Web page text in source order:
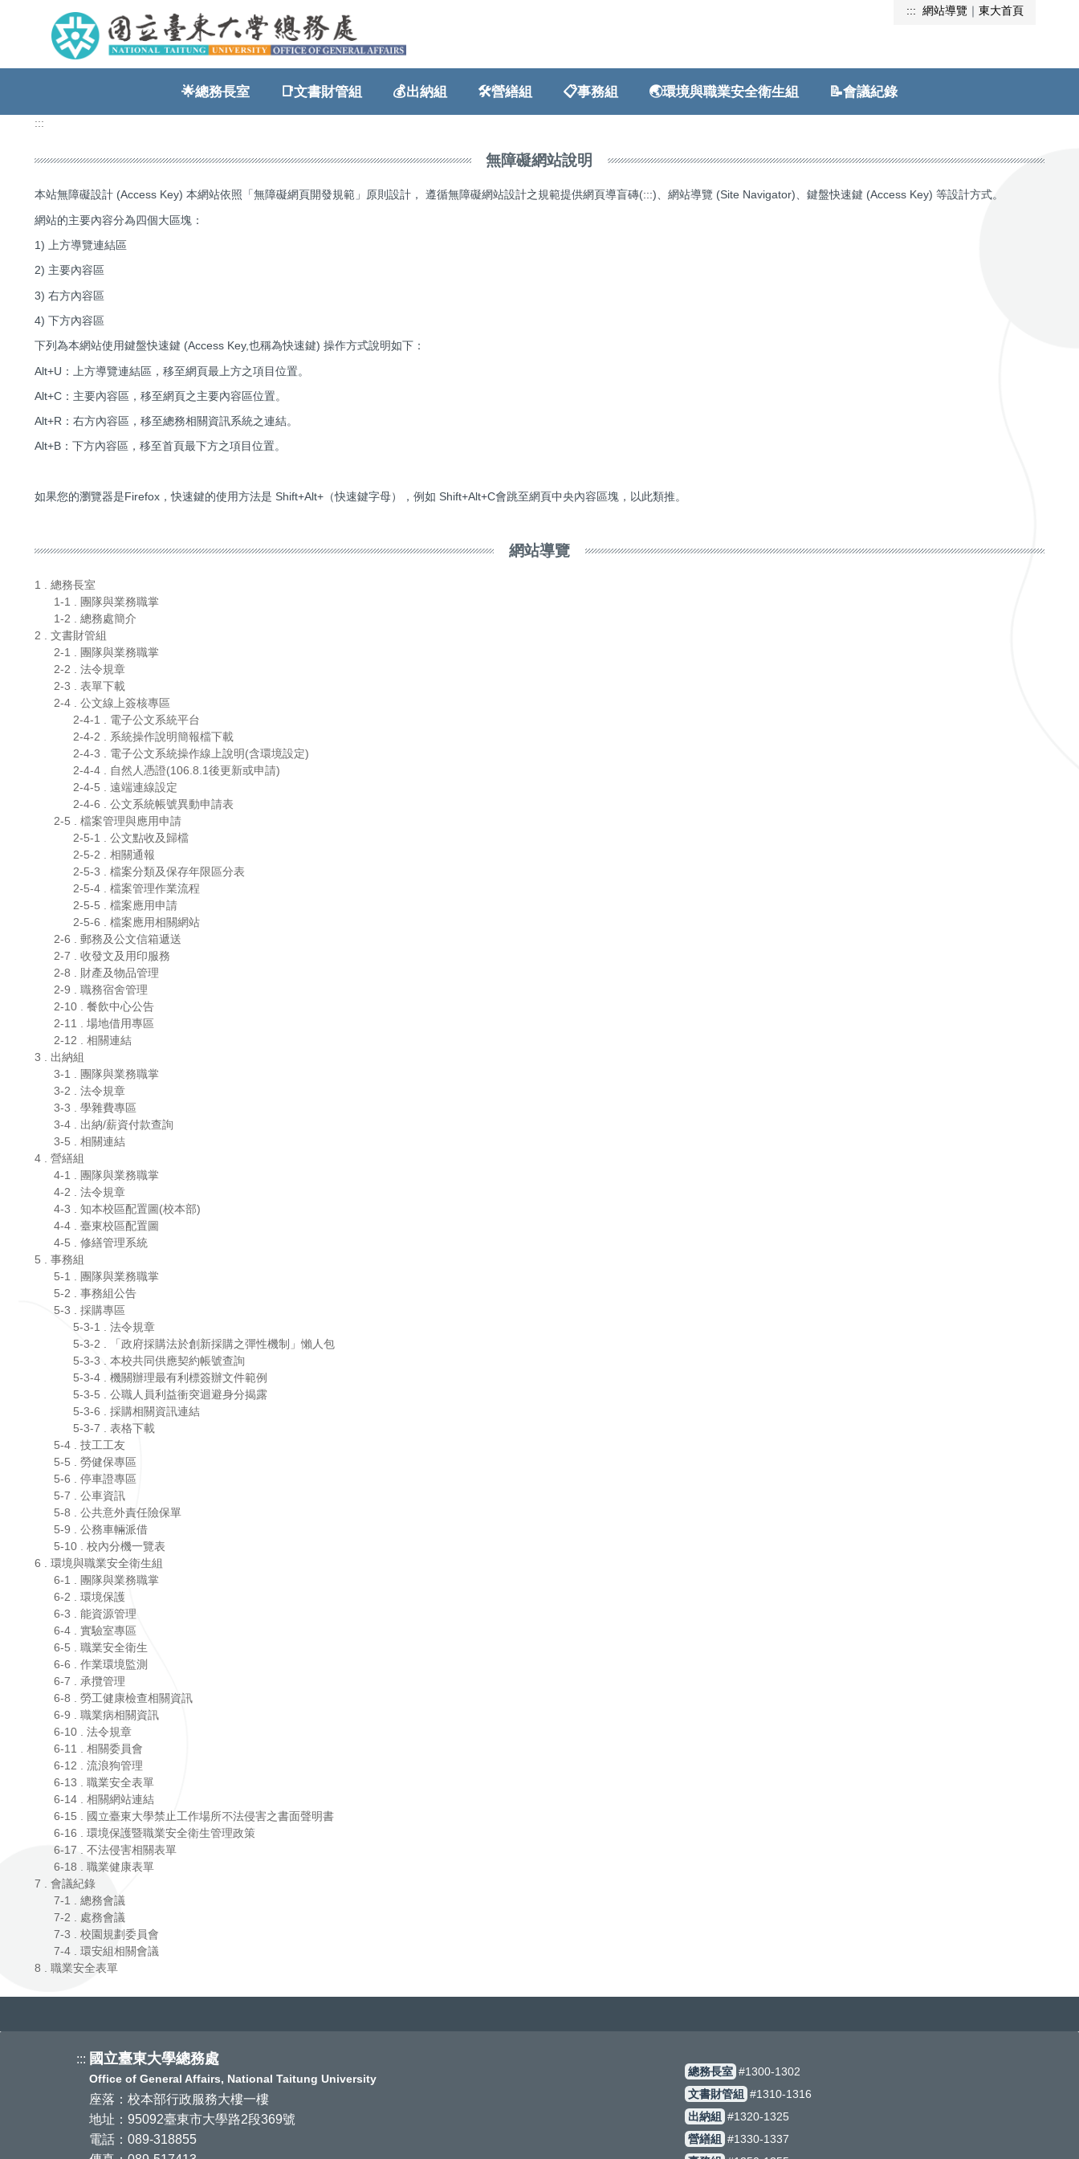
網站導覽｜東大首頁
🌟總務長室 📑文書財管組 💰出納組 🛠️營繕組 📋事務組 🌏環境與職業安全衛生組 📝會議紀錄
:::
無障礙網站說明
本站無障礙設計 (Access Key) 本網站依照「無障礙網頁開發規範」原則設計， 遵循無障礙網站設計之規範提供網頁導盲磚(:::)、網站導覽 (Site Navigator)、鍵盤快速鍵 (Access Key) 等設計方式。
網站的主要內容分為四個大區塊：
1) 上方導覽連結區
2) 主要內容區
1-1 . 團隊與業務職掌
1-2 . 總務處簡介
2 . 文書財管組
2-1 . 團隊與業務職掌
2-2 . 法令規章
2-3 . 表單下載
2-4 . 公文線上簽核專區
2-4-1 . 電子公文系統平台
2-4-2 . 系統操作說明簡報檔下載
2-4-3 . 電子公文系統操作線上說明(含環境設定)
2-4-4 . 自然人憑證(106.8.1後更新或申請)
2-4-5 . 遠端連線設定
2-4-6 . 公文系統帳號異動申請表
2-5 . 檔案管理與應用申請
2-5-1 . 公文點收及歸檔
2-5-2 . 相關通報
2-5-3 . 檔案分類及保存年限區分表
2-5-4 . 檔案管理作業流程
2-5-5 . 檔案應用申請
2-5-6 . 檔案應用相關網站
2-6 . 郵務及公文信箱遞送
2-7 . 收發文及用印服務
2-8 . 財產及物品管理
2-9 . 職務宿舍管理
2-10 . 餐飲中心公告
2-11 . 場地借用專區
2-12 . 相關連結
3 . 出納組
3-1 . 團隊與業務職掌
3-2 . 法令規章
3-3 . 學雜費專區
3-4 . 出納/薪資付款查詢
3-5 . 相關連結
4 . 營繕組
4-1 . 團隊與業務職掌
4-2 . 法令規章
4-3 . 知本校區配置圖(校本部)
4-4 . 臺東校區配置圖
4-5 . 修繕管理系統
5 . 事務組
5-1 . 團隊與業務職掌
5-2 . 事務組公告
5-3 . 採購專區
5-3-1 . 法令規章
5-3-2 . 「政府採購法於創新採購之彈性機制」懶人包
5-3-3 . 本校共同供應契約帳號查詢
5-3-4 . 機關辦理最有利標簽辦文件範例
5-3-5 . 公職人員利益衝突迴避身分揭露
5-3-6 . 採購相關資訊連結
5-3-7 . 表格下載
5-4 . 技工工友
5-5 . 勞健保專區
5-6 . 停車證專區
5-7 . 公車資訊
5-8 . 公共意外責任險保單
5-9 . 公務車輛派借
5-10 . 校內分機一覽表
6 . 環境與職業安全衛生組
6-1 . 團隊與業務職掌
6-2 . 環境保護
6-3 . 能資源管理
6-4 . 實驗室專區
6-5 . 職業安全衛生
6-6 . 作業環境監測
6-7 . 承攬管理
6-8 . 勞工健康檢查相關資訊
6-9 . 職業病相關資訊
6-10 . 法令規章
6-11 . 相關委員會
6-12 . 流浪狗管理
6-13 . 職業安全表單
6-14 . 相關網站連結
6-15 . 國立臺東大學禁止工作場所不法侵害之書面聲明書
6-16 . 環境保護暨職業安全衛生管理政策
6-17 . 不法侵害相關表單
6-18 . 職業健康表單
7 . 會議紀錄
7-1 . 總務會議
7-2 . 處務會議
7-3 . 校園規劃委員會
7-4 . 環安組相關會議
8 . 職業安全表單
::: 國立臺東大學總務處
地址：95092臺東市大學路2段369號
電話：089-318855
傳真：089-517413
文書財管組 #1310-1316
營繕組 #1330-1337
事務組 #1350-1355
環境與職業安全衛生組 #1370-1373